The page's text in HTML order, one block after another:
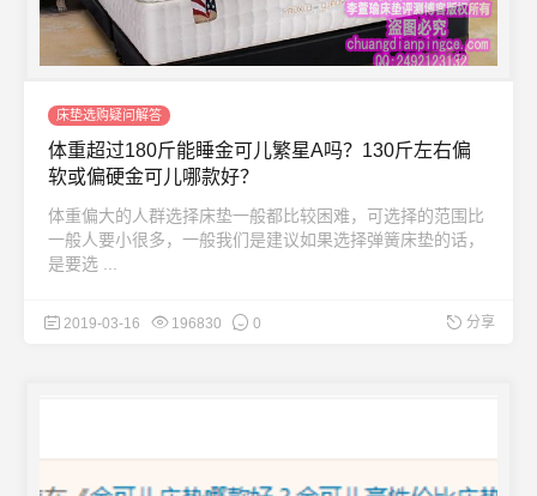
床垫选购疑问解答
体重超过180斤能睡金可儿繁星A吗？130斤左右偏
软或偏硬金可儿哪款好？
体重偏大的人群选择床垫一般都比较困难，可选择的范围比
一般人要小很多，一般我们是建议如果选择弹簧床垫的话，
是要选 ...
2019-03-16 196830 0 分享